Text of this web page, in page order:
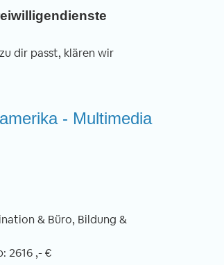
dir passt, klären wir
- Multimedia
& Büro, Bildung &
2616 ,- €